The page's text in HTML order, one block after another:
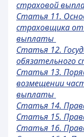
страховой
Статья 11.
страховщика
выплаты
Статья 12.
обязательного
Статья 13.
возмещении
выплаты
Статья 14.
Статья 15.
Статья 16.